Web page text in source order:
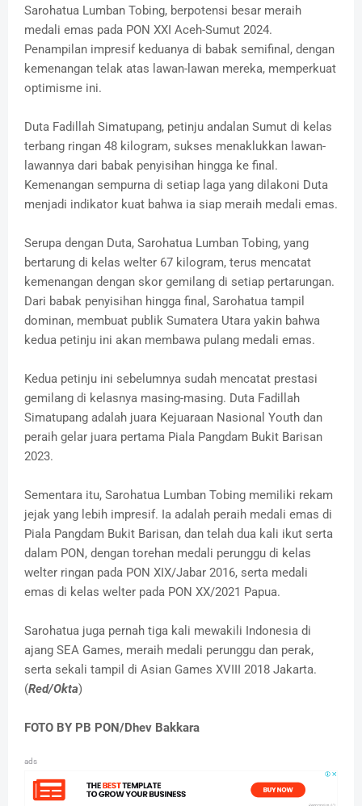
Sarohatua Lumban Tobing, berpotensi besar meraih
medali emas pada PON XXI Aceh-Sumut 2024.
Penampilan impresif keduanya di babak semifinal, dengan
kemenangan telak atas lawan-lawan mereka, memperkuat
optimisme ini.
Duta Fadillah Simatupang, petinju andalan Sumut di kelas
terbang ringan 48 kilogram, sukses menaklukkan lawan-
lawannya dari babak penyisihan hingga ke final.
Kemenangan sempurna di setiap laga yang dilakoni Duta
menjadi indikator kuat bahwa ia siap meraih medali emas.
Serupa dengan Duta, Sarohatua Lumban Tobing, yang
bertarung di kelas welter 67 kilogram, terus mencatat
kemenangan dengan skor gemilang di setiap pertarungan.
Dari babak penyisihan hingga final, Sarohatua tampil
dominan, membuat publik Sumatera Utara yakin bahwa
kedua petinju ini akan membawa pulang medali emas.
Kedua petinju ini sebelumnya sudah mencatat prestasi
gemilang di kelasnya masing-masing. Duta Fadillah
Simatupang adalah juara Kejuaraan Nasional Youth dan
peraih gelar juara pertama Piala Pangdam Bukit Barisan
2023.
Sementara itu, Sarohatua Lumban Tobing memiliki rekam
jejak yang lebih impresif. Ia adalah peraih medali emas di
Piala Pangdam Bukit Barisan, dan telah dua kali ikut serta
dalam PON, dengan torehan medali perunggu di kelas
welter ringan pada PON XIX/Jabar 2016, serta medali
emas di kelas welter pada PON XX/2021 Papua.
Sarohatua juga pernah tiga kali mewakili Indonesia di
ajang SEA Games, meraih medali perunggu dan perak,
serta sekali tampil di Asian Games XVIII 2018 Jakarta.
(Red/Okta)
FOTO BY PB PON/Dhev Bakkara
ads